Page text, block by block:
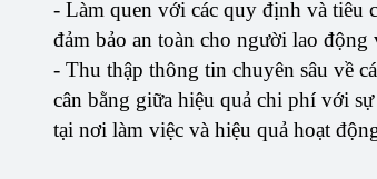
- Làm quen với các quy định và tiêu
đảm bảo an toàn cho người lao động
- Thu thập thông tin chuyên sâu về
cân bằng giữa hiệu quả chi phí với
tại nơi làm việc và hiệu quả hoạt